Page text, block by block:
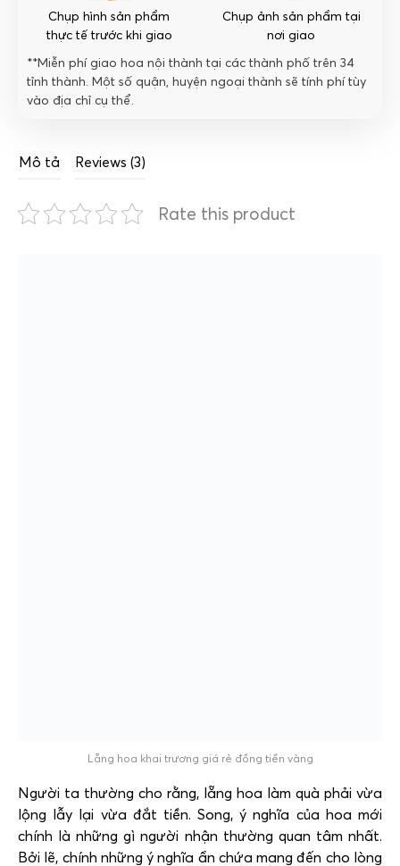
Chụp hình sản phẩm
thực tế trước khi giao
Chụp ảnh sản phẩm tại
nơi giao
**Miễn phí giao hoa nội thành tại các thành phố trên 34
tỉnh thành. Một số quận, huyện ngoại thành sẽ tính phí tùy
vào địa chỉ cụ thể.
Mô tả Reviews (3)
Rate this product
Lẵng hoa khai trương giá rẻ đồng tiền vàng
Người ta thường cho rằng, lẵng hoa làm quà phải vừa
lộng lẫy lại vừa đắt tiền. Song, ý nghĩa của hoa mới
chính là những gì người nhận thường quan tâm nhất.
Bởi lẽ, chính những ý nghĩa ẩn chứa mang đến cho lòng